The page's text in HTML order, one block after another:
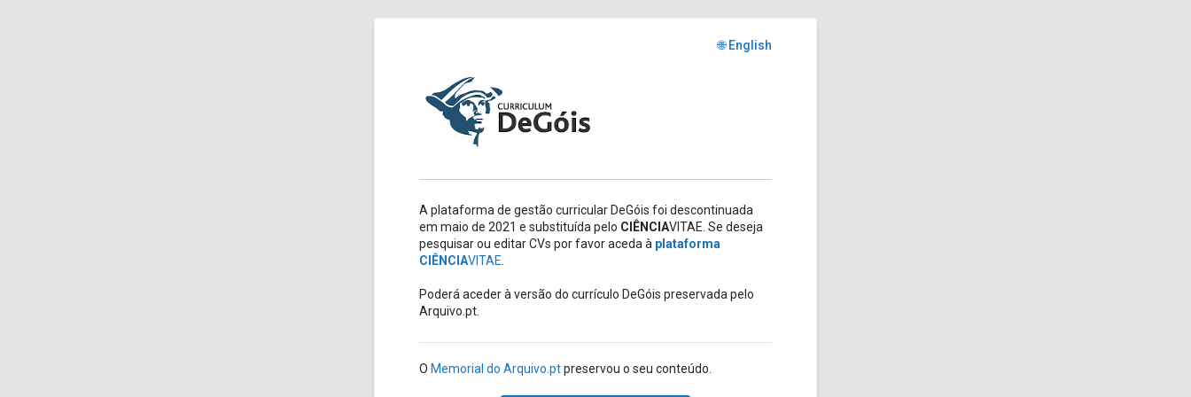
🌐 English
A plataforma de gestão curricular DeGóis foi descontinuada
em maio de 2021 e substituída pelo CIÊNCIAVITAE. Se deseja
pesquisar ou editar CVs por favor aceda à plataforma
CIÊNCIAVITAE
Poderá aceder à versão do currículo DeGóis preservada pelo
Arquivo.pt.
O Memorial do Arquivo.ptpreservou o seu conteúdo.